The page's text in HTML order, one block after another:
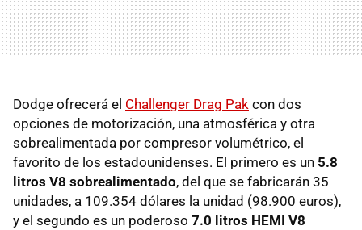
Dodge ofrecerá el Challenger Drag Pak con dos
opciones de motorización, una atmosférica y otra
sobrealimentada por compresor volumétrico, el
favorito de los estadounidenses. El primero es un 5.8
litros V8 sobrealimentado, del que se fabricarán 35
unidades, a 109.354 dólares la unidad (98.900 euros),
y el segundo es un poderoso 7.0 litros HEMI V8